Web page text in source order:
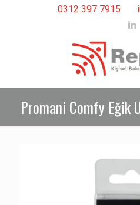
0312 397 7915
Promani Comfy Eğik